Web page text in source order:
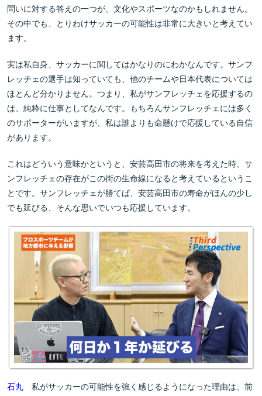
問いに対する答えの一つが、文化やスポーツなのかもしれません。
その中でも、とりわけサッカーの可能性は非常に大きいと考えてい
ます。
実は私自身、サッカーに関してはかなりのにわかなんです。サンフ
レッチェの選手は知っていても、他のチームや日本代表については
ほとんど分かりません。つまり、私がサンフレッチェを応援するの
は、純粋に仕事としてなんです。もちろんサンフレッチェには多く
のサポーターがいますが、私は誰よりも命懸けで応援している自信
があります。
これはどういう意味かというと、安芸高田市の将来を考えた時、サ
ンフレッチェの存在がこの街の生命線になると考えているというこ
とです。サンフレッチェが勝てば、安芸高田市の寿命がほんの少し
でも延びる、そんな思いでいつも応援しています。
石丸 私がサッカーの可能性を強く感じるようになった理由は、前